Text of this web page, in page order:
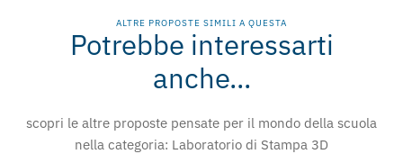
ALTRE PROPOSTE SIMILI A QUESTA
Potrebbe interessarti
anche...
scopri le altre proposte pensate per il mondo della scuola
nella categoria: Laboratorio di Stampa 3D